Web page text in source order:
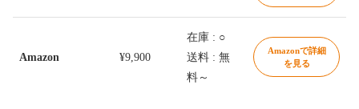
Amazon ¥9,900
在庫 : ○
送料 : 無
料～
Amazonで詳細
を見る